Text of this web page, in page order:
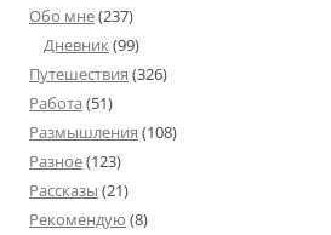
Обо мне(237)
Дневник(99)
Путешествия (326)
Работа (51)
Размышления (108)
Разное(123)
Рассказы (21)
Рекомендую (8)